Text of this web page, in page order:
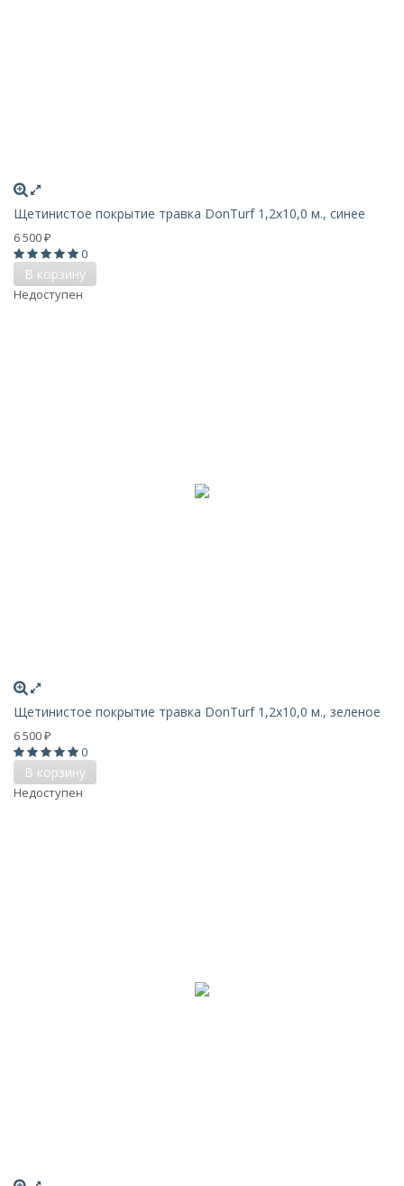
Щетинистое покрытие травка DonTurf 1,2x10,0 м., синее
6 500 ₽
0
В корзину
Недоступен
Щетинистое покрытие травка DonTurf 1,2x10,0 м., зеленое
6 500 ₽
0
В корзину
Недоступен